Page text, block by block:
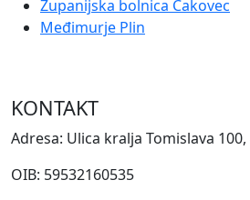
Županijska bolnica Čakovec
Međimurje Plin
KONTAKT
Adresa: Ulica kralja Tomislava
OIB: 59532160535